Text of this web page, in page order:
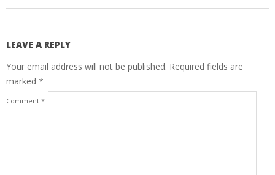
LEAVE A REPLY
Your email address will not be published. Required fields are
marked *
Comment *